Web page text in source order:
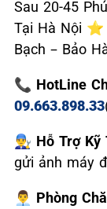
Sau 20-45
Tại Hà Nội ⭐
Bạch – Bảo
📞 HotLine
09.663.898.33
👨‍🔧 Hỗ Trợ
gửi ảnh máy
👨‍💼 Phòng